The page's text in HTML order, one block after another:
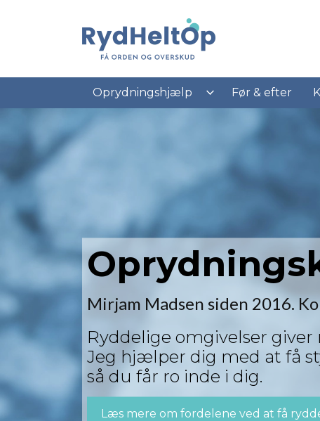
Oprydningshjælp Før & efter
Mirjam Madsen siden 2016.
Ryddelige omgivelser giver
Jeg hjælper dig med at få
så du får ro inde i dig.
Læs mere om fordelene ved at få